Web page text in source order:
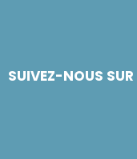
SUIVEZ-NOUS